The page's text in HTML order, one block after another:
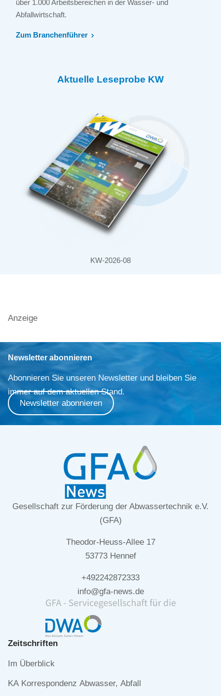
über 1.000 Arbeitsbereichen in der Wasser- und
Abfallwirtschaft.
Zum Branchenführer
Aktuelle Leseprobe KW
KW-2026-08
Anzeige
Newsletter abonnieren
Abonnieren Sie unseren Newsletter und bleiben Sie
immer auf dem aktuellen Stand.
Newsletter abonnieren
Gesellschaft zur Förderung der Abwassertechnik e.V.
(GFA)
Theodor-Heuss-Allee 17
53773 Hennef
+492242872333
info@gfa-news.de
Zeitschriften
Navigation
Im Überblick
KA Korrespondenz Abwasser, Abfall